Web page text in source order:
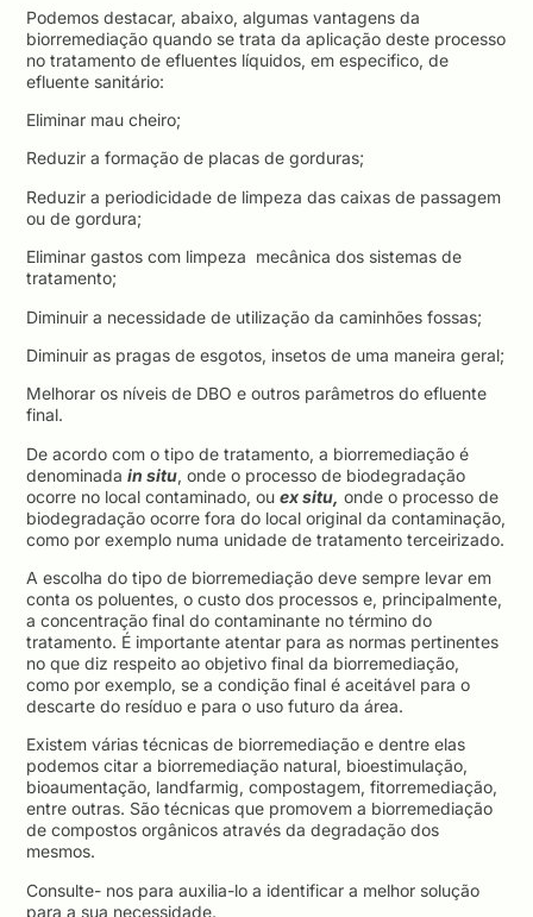
Podemos destacar, abaixo, algumas vantagens da
biorremediação quando se trata da aplicação deste processo
no tratamento de efluentes líquidos, em especifico, de
efluente sanitário:
Eliminar mau cheiro;
Reduzir a formação de placas de gorduras;
Reduzir a periodicidade de limpeza das caixas de passagem
ou de gordura;
Eliminar gastos com limpeza mecânica dos sistemas de
tratamento;
Diminuir a necessidade de utilização da caminhões fossas;
Diminuir as pragas de esgotos, insetos de uma maneira geral;
Melhorar os níveis de DBO e outros parâmetros do efluente
final.
De acordo com o tipo de tratamento, a biorremediação é
denominadain situ, onde o processo de biodegradação
ocorre no local contaminado, ouex situ, onde o processo de
biodegradação ocorre fora do local original da contaminação,
como por exemplo numa unidade de tratamento terceirizado.
A escolha do tipo de biorremediação deve sempre levar em
conta os poluentes, o custo dos processos e, principalmente,
a concentração final do contaminante no término do
tratamento. É importante atentar para as normas pertinentes
no que diz respeito ao objetivo final da biorremediação,
como por exemplo, se a condição final é aceitável para o
descarte do resíduo e para o uso futuro da área.
Existem várias técnicas de biorremediação e dentre elas
podemos citar a biorremediação natural, bioestimulação,
bioaumentação, landfarmig, compostagem, fitorremediação,
entre outras. São técnicas que promovem a biorremediação
de compostos orgânicos através da degradação dos
mesmos.
Consulte- nos para auxilia-lo a identificar a melhor solução
para a sua necessidade.